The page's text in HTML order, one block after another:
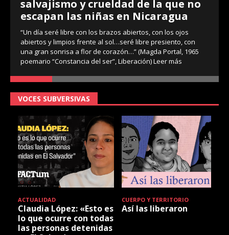
salvajismo y crueldad de la que no
escapan las niñas en Nicaragua
“Un día seré libre con los brazos abiertos, con los ojos
abiertos y limpios frente al sol…seré libre presiento, con
una gran sonrisa a flor de corazón…” (Magda Portal, 1965
poemario “Constancia del ser”, Liberación)Leer más
VOCES SUBVERSIVAS
ACTUALIDAD
Claudia López: «Esto es
lo que ocurre con todas
las personas detenidas
CUERPO Y TERRITORIO
Así las liberaron